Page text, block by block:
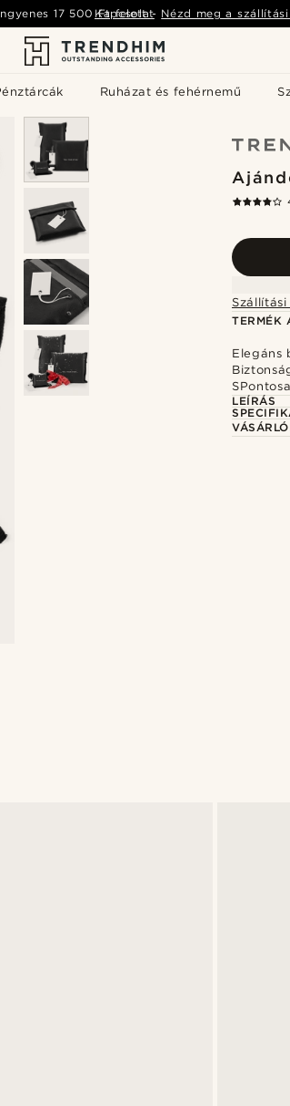
Ruházat és fehérnemű
17 500 Ft felett- Nézd meg a
Kapcsolat
TERMÉK
Elegáns
LEÍRÁS